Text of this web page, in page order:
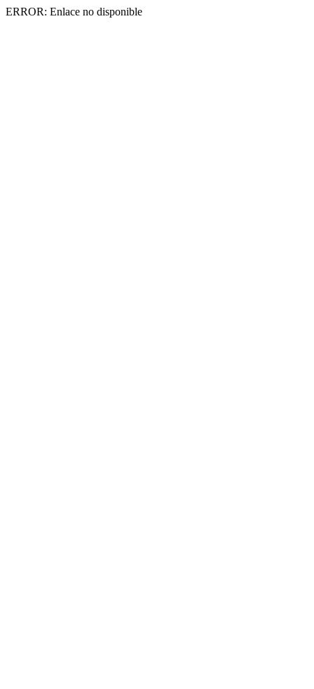
ERROR: Enlace no disponible